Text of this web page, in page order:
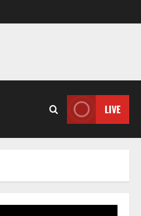
LIVE